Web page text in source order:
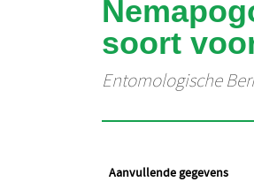
soort
Entomologische
Aanvullende gegevens